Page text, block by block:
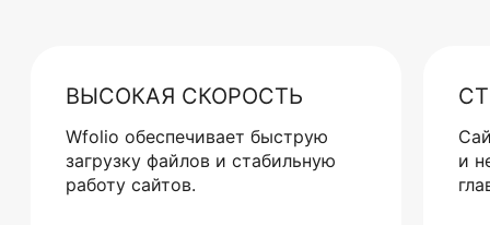
ВЫСОКАЯ СКОРОСТЬ
Wfolio обеспечивает быструю
загрузку файлов и стабильную
работу сайтов.
и